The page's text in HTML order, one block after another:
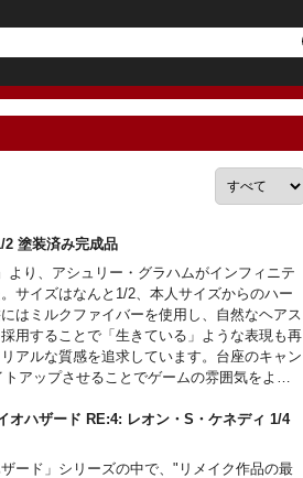
1/2 塗装済み完成品
り、アシュリー・グラハムがインフィニテ
サイズはなんと1/2、本人サイズからのハー
はミルクファイバーを使用し、自然なヘアス
用することで「生きている」ような表現も再
アルな質感を追求しています。台座のキャン
アップさせることでゲームの雰囲気をより
オハザード RE:4: レオン・S・ケネディ 1/4
ード」シリーズの中で、"リメイク作品の最